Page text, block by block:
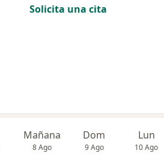
Solicita una cita
Mañana
8 Ago
Dom
9 Ago
Lun
10 Ago